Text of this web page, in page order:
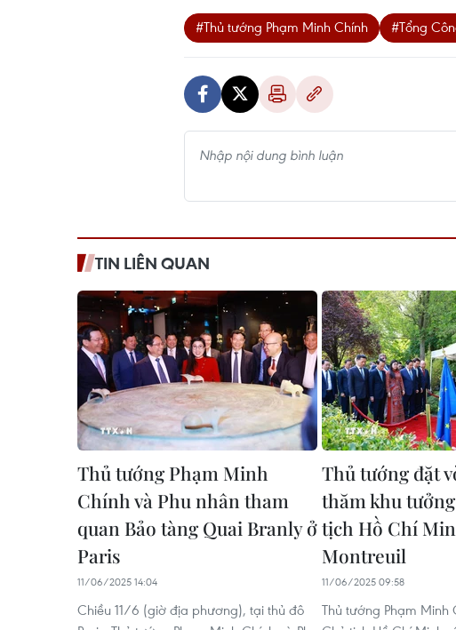
#Thủ tướng Phạm Minh Chính #Tổng
TIN LIÊN QUAN
Thủ tướng Phạm Minh
Chính và Phu nhân tham
quan Bảo tàng Quai Branly ở
Paris
11/06/2025 14:04
Chiều 11/6 (giờ địa phương), tại thủ đô
Thủ tướng đặt
thăm khu
tịch Hồ Chí
Montreuil
11/06/2025 09:58
Thủ tướng Phạm Minh